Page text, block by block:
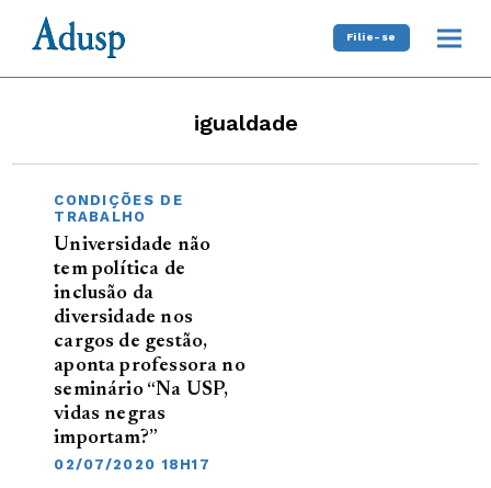
Filie-se
igualdade
CONDIÇÕES DE
TRABALHO
Universidade não
tem política de
inclusão da
diversidade nos
cargos de gestão,
aponta professora no
seminário “Na USP,
vidas negras
importam?”
02/07/2020 18H17